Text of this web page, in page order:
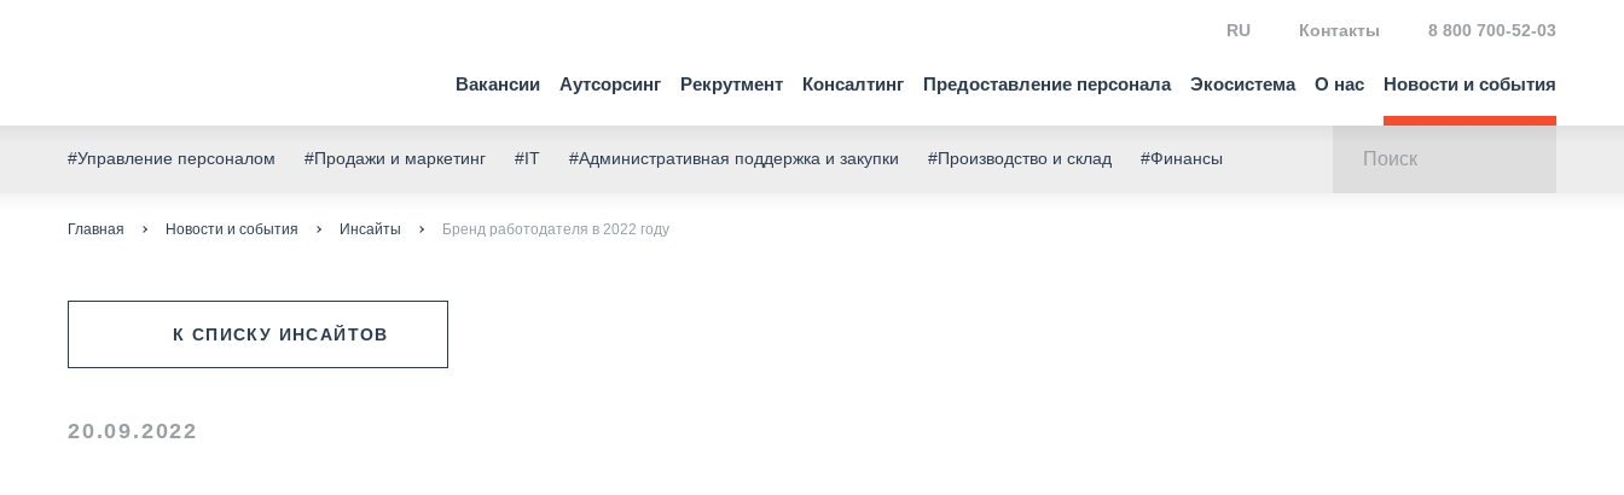
Вакансии Аутсорсинг Рекрутмент Консалтинг Предоставление персонала Экосистема О нас Новости и события
RU Контакты 8 800 700-52-03
#Управление персоналом #Продажи и маркетинг #IT #Административная поддержка и закупки #Производство и склад #Финансы
Главная Новости и события Инсайты Бренд работодателя в 2022 году
К СПИСКУ ИНСАЙТОВ
20.09.2022